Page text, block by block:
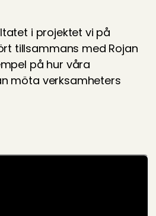
i projektet vi på
tillsammans med Rojan
på hur våra
möta verksamheters